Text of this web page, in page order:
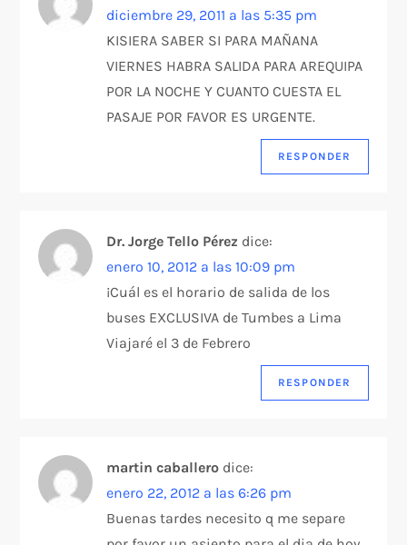
diciembre 29, 2011 a las 5:35 pm
KISIERA SABER SI PARA MAÑANA
VIERNES HABRA SALIDA PARA AREQUIPA
POR LA NOCHE Y CUANTO CUESTA EL
PASAJE POR FAVOR ES URGENTE.
RESPONDER
Dr. Jorge Tello Pérez dice:
enero 10, 2012 a las 10:09 pm
¡Cuál es el horario de salida de los
buses EXCLUSIVA de Tumbes a Lima
Viajaré el 3 de Febrero
RESPONDER
martin caballero dice:
enero 22, 2012 a las 6:26 pm
Buenas tardes necesito q me separe